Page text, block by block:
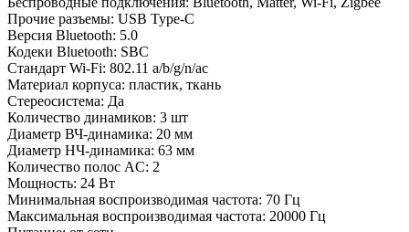
Прочие разъемы: USB Type-C
Версия Bluetooth: 5.0
Кодеки Bluetooth: SBC
Стандарт Wi-Fi: 802.11 a/b/g/n/ac
Материал корпуса: пластик, ткань
Стереосистема: Да
Количество динамиков: 3 шт
Диаметр ВЧ-динамика: 20 мм
Диаметр НЧ-динамика: 63 мм
Количество полос AC: 2
Мощность: 24 Вт
Минимальная воспроизводимая частота: 70 Гц
Максимальная воспроизводимая частота: 20000 Гц